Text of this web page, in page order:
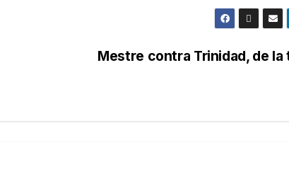
Mestre contra Trinidad, de la